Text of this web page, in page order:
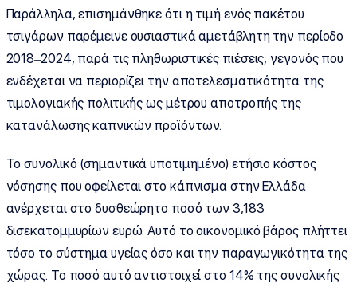
Παράλληλα, επισημάνθηκε ότι η τιμή ενός πακέτου
τσιγάρων παρέμεινε ουσιαστικά αμετάβλητη την περίοδο
2018–2024, παρά τις πληθωριστικές πιέσεις, γεγονός που
ενδέχεται να περιορίζει την αποτελεσματικότητα της
τιμολογιακής πολιτικής ως μέτρου αποτροπής της
κατανάλωσης καπνικών προϊόντων.
Το συνολικό (σημαντικά υποτιμημένο) ετήσιο κόστος
νόσησης που οφείλεται στο κάπνισμα στην Ελλάδα
ανέρχεται στο δυσθεώρητο ποσό των 3,183
δισεκατομμυρίων ευρώ. Αυτό το οικονομικό βάρος πλήττει
τόσο το σύστημα υγείας όσο και την παραγωγικότητα της
χώρας. Το ποσό αυτό αντιστοιχεί στο 14% της συνολικής